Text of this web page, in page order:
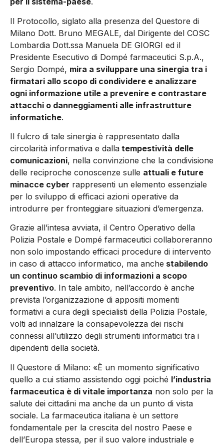
Il Protocollo, siglato alla presenza del Questore di
Milano Dott. Bruno MEGALE, dal Dirigente del COSC
Lombardia Dott.ssa Manuela DE GIORGI ed il
Presidente Esecutivo di Dompé farmaceutici S.p.A.,
Sergio Dompé, mira a sviluppare una sinergia tra i
firmatari allo scopo di condividere e analizzare
ogni informazione utile a prevenire e contrastare
attacchi o danneggiamenti alle infrastrutture
informatiche.
Il fulcro di tale sinergia è rappresentato dalla
circolarità informativa e dalla tempestività delle
comunicazioni, nella convinzione che la condivisione
delle reciproche conoscenze sulle attuali e future
minacce cyber rappresenti un elemento essenziale
per lo sviluppo di efficaci azioni operative da
introdurre per fronteggiare situazioni d’emergenza.
Grazie all’intesa avviata, il Centro Operativo della
Polizia Postale e Dompé farmaceutici collaboreranno
non solo impostando efficaci procedure di intervento
in caso di attacco informatico, ma anche stabilendo
un continuo scambio di informazioni a scopo
preventivo. In tale ambito, nell’accordo è anche
prevista l’organizzazione di appositi momenti
formativi a cura degli specialisti della Polizia Postale,
volti ad innalzare la consapevolezza dei rischi
connessi all’utilizzo degli strumenti informatici tra i
dipendenti della società.
Il Questore di Milano: «È un momento significativo
quello a cui stiamo assistendo oggi poiché l’industria
farmaceutica è di vitale importanza non solo per la
salute dei cittadini ma anche da un punto di vista
sociale. La farmaceutica italiana è un settore
fondamentale per la crescita del nostro Paese e
dell’Europa stessa, per il suo valore industriale e